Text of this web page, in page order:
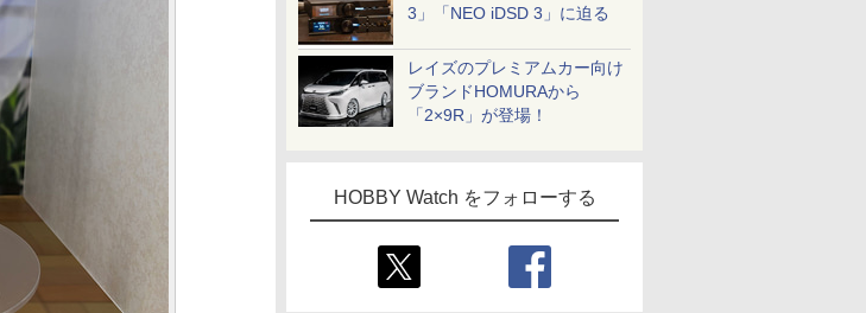
3」「NEO iDSD 3」に迫る
レイズのプレミアムカー向け
ブランドHOMURAから
「2×9R」が登場！
HOBBY Watch をフォローする